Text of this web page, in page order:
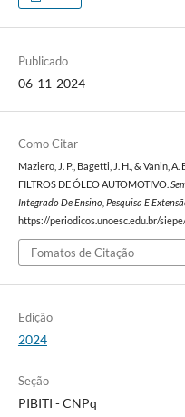
Publicado
06-11-2024
Como Citar
Maziero, J. P., Bagetti, J. H., & Vanin,
FILTROS DE ÓLEO AUTOMOTIVO.
Integrado De Ensino, Pesquisa E
https://periodicos.unoesc.edu.br/
Fomatos de Citação
Edição
2024
Seção
PIBITI - CNPq